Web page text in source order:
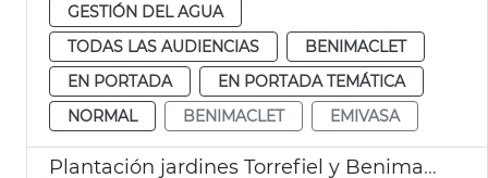
GESTIÓN DEL AGUA
TODAS LAS AUDIENCIAS
BENIMACLET
EN PORTADA
EN PORTADA TEMÁTICA
NORMAL
BENIMACLET EMIVASA
Plantación jardines Torrefiel y Benimaclet València